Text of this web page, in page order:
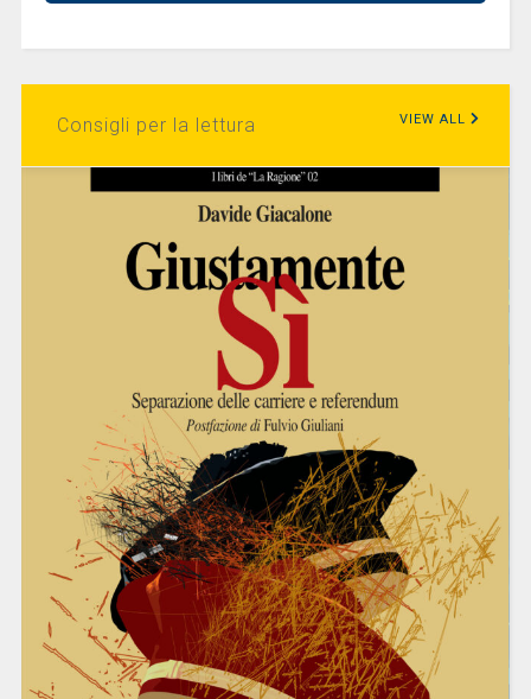
Consigli per la lettura VIEW ALL